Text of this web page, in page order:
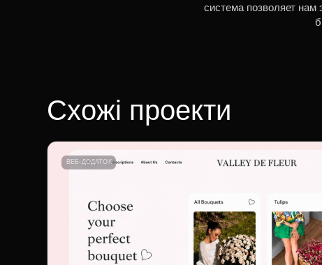
система позволяет
Схожі проекти
ВЕБ-ДОДАТОК